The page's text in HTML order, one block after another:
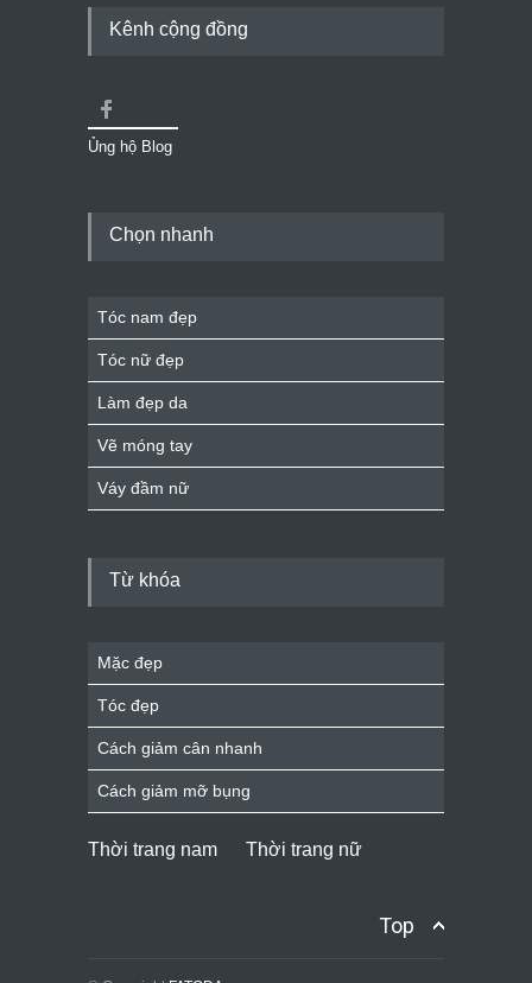
Kênh cộng đồng
Ủng hộ Blog
Chọn nhanh
Tóc nam đẹp
Tóc nữ đẹp
Làm đẹp da
Vẽ móng tay
Váy đầm nữ
Từ khóa
Mặc đẹp
Tóc đẹp
Cách giảm cân nhanh
Cách giảm mỡ bụng
Thời trang nam Thời trang nữ
Top